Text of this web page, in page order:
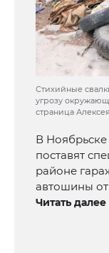
Стихийные
угрозу
страница
В
поставят
районе
автошины
Читать далее